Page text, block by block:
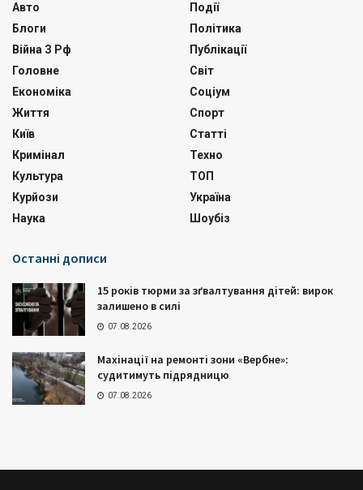
Авто
Блоги
Війна З Рф
Головне
Економіка
Життя
Київ
Кримінал
Культура
Курйози
Наука
Події
Політика
Публікації
Світ
Соціум
Спорт
Статті
Техно
ТОП
Україна
Шоубіз
Останні дописи
15 років тюрми за зґвалтування дітей: вирок
залишено в силі
07.08.2026
Махінації на ремонті зони «Вербне»:
судитимуть підрядницю
07.08.2026